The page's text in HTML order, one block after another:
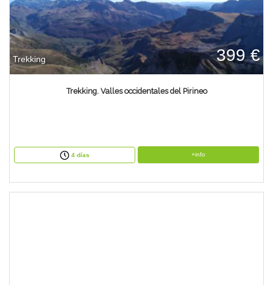
Trekking 399 €
Trekking. Valles occidentales del Pirineo
4 días +info